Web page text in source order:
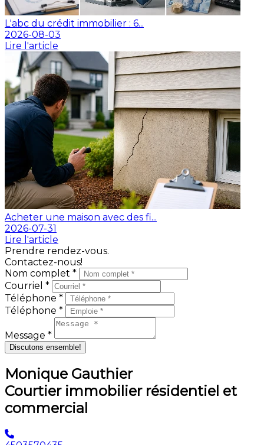
L'abc du crédit immobilier : 6...
2026-08-03
Lire l'article
Acheter une maison avec des fi...
2026-07-31
Lire l'article
Prendre rendez-vous.
Contactez-nous!
Nom complet *
Courriel *
Téléphone *
Téléphone *
Message *
Discutons ensemble!
Monique Gauthier
Courtier immobilier résidentiel et
commercial